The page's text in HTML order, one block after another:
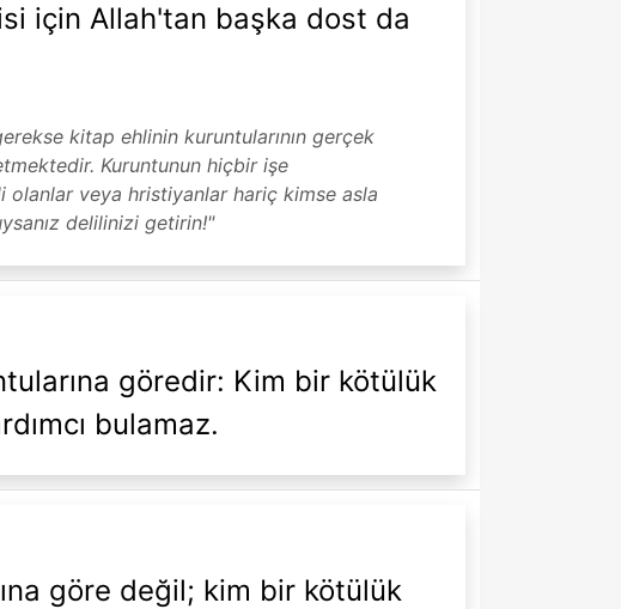
için Allah'tan başka dost da
kitap ehlinin kuruntularının gerçek
Kuruntunun hiçbir işe
olanlar veya hristiyanlar hariç kimse asla
delilinizi getirin!"
göredir: Kim bir kötülük
bulamaz.
göre değil; kim bir kötülük